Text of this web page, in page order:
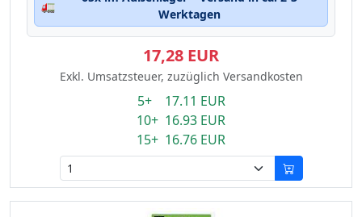
🚛
Werktagen
17,28 EUR
Exkl. Umsatzsteuer, zuzüglich Versandkosten
5+ 17.11 EUR
10+ 16.93 EUR
15+ 16.76 EUR